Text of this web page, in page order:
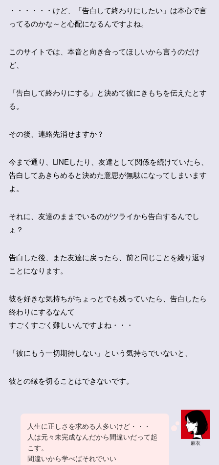
・・・・・・けど、「告白して終わりにしたい」は本心で言
ってるのかな～と心配になるんですよね。
このサイトでは、本音と向き合ってほしいから言うのだけ
ど、
「告白して終わりにする」と決めて彼にきもちを伝えたとす
る。
その後、連絡先消せますか？
今まで通り、LINEしたり、友達として関係を続けていたら、
告白してあきらめると決めた意思が無駄になってしまいます
よ。
それに、友達のままでいるのがツライから告白するんでし
ょ？
告白した後、また友達に戻ったら、前と同じことを繰り返す
ことになります。
彼を好きな気持ちがちょっとでも残っていたら、告白したら
終わりにするなんて
すごくすごく難しいんですよね・・・
「彼にもう一切期待しない」という気持ちでいないと、
彼との縁を切ることはできないです。
麻衣
人生に正しさを求める人多いけど・・・
人は元々未完成なんだから間違いだって起
こす。
間違いから学べばそれでいい